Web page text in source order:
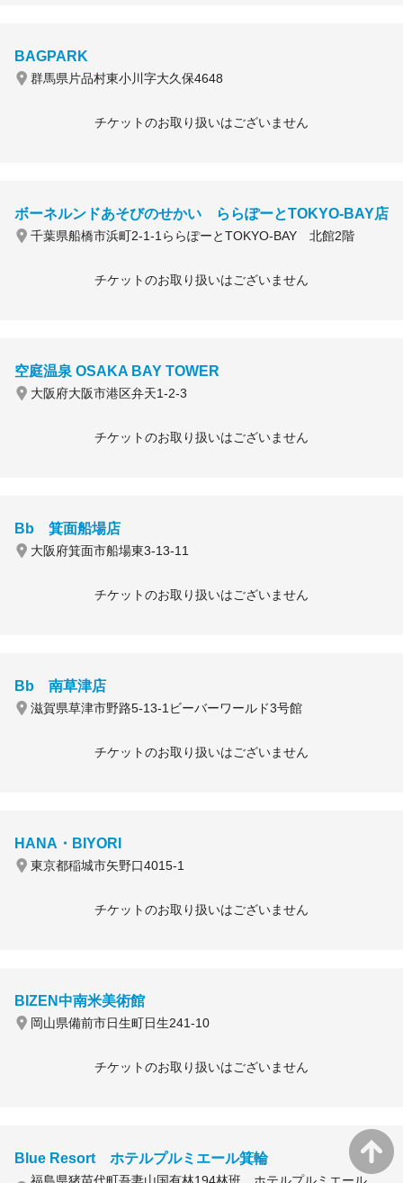
BAGPARK
群馬県片品村東小川字大久保4648
チケットのお取り扱いはございません
ボーネルンドあそびのせかい ららぽーとTOKYO-BAY店
千葉県船橋市浜町2-1-1ららぽーとTOKYO-BAY 北館2階
チケットのお取り扱いはございません
空庭温泉 OSAKA BAY TOWER
大阪府大阪市港区弁天1-2-3
チケットのお取り扱いはございません
Bb 箕面船場店
大阪府箕面市船場東3-13-11
チケットのお取り扱いはございません
Bb 南草津店
滋賀県草津市野路5-13-1ビーバーワールド3号館
チケットのお取り扱いはございません
HANA・BIYORI
東京都稲城市矢野口4015-1
チケットのお取り扱いはございません
BIZEN中南米美術館
岡山県備前市日生町日生241-10
チケットのお取り扱いはございません
Blue Resort ホテルプルミエール箕輪